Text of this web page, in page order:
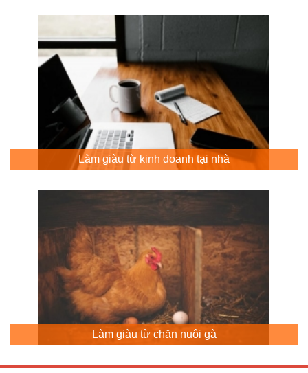
Làm giàu từ kinh doanh tại nhà
Làm giàu từ chăn nuôi gà